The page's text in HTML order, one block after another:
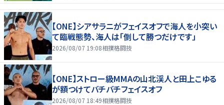
【ONE】シアサラニがフェイスオフで海人を小突い
て臨戦態勢、海人は「倒して勝つだけです」
2026/08/07 19:08相撲格闘技
【ONE】ストロー級MMAの山北渓人と田上こゆる
が額つけてバチバチフェイスオフ
2026/08/07 18:49相撲格闘技